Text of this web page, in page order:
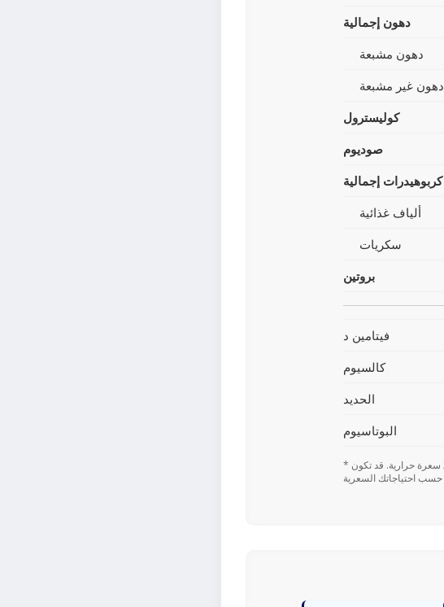
دهون إجمالية
دهون مشبعة
دهون غير مشبعة
كوليسترول
صوديوم
كربوهيدرات إجمالية
ألياف غذائية
سكريات
بروتين
فيتامين د
كالسيوم
الحديد
البوتاسيوم
* تعتمد القيم اليومية المستندة إلى نسبة ٪ على نظام غذائي يحتوي على 2,000 سعرة حرارية. قد تكون